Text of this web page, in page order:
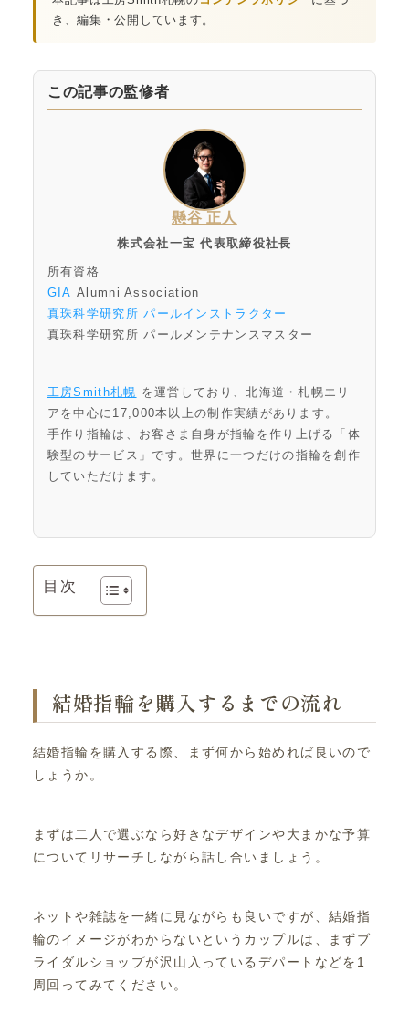
き、編集・公開しています。
この記事の監修者
懸谷 正人
株式会社一宝 代表取締役社長
所有資格
GIA Alumni Association
真珠科学研究所 パールインストラクター
真珠科学研究所 パールメンテナンスマスター
工房Smith札幌 を運営しており、北海道・札幌エリ
アを中心に17,000本以上の制作実績があります。
手作り指輪は、お客さま自身が指輪を作り上げる「体
験型のサービス」です。世界に一つだけの指輪を創作
していただけます。
目次
結婚指輪を購入するまでの流れ
結婚指輪を購入する際、まず何から始めれば良いので
しょうか。
まずは二人で選ぶなら好きなデザインや大まかな予算
についてリサーチしながら話し合いましょう。
ネットや雑誌を一緒に見ながらも良いですが、結婚指
輪のイメージがわからないというカップルは、まずブ
ライダルショップが沢山入っているデパートなどを1
周回ってみてください。